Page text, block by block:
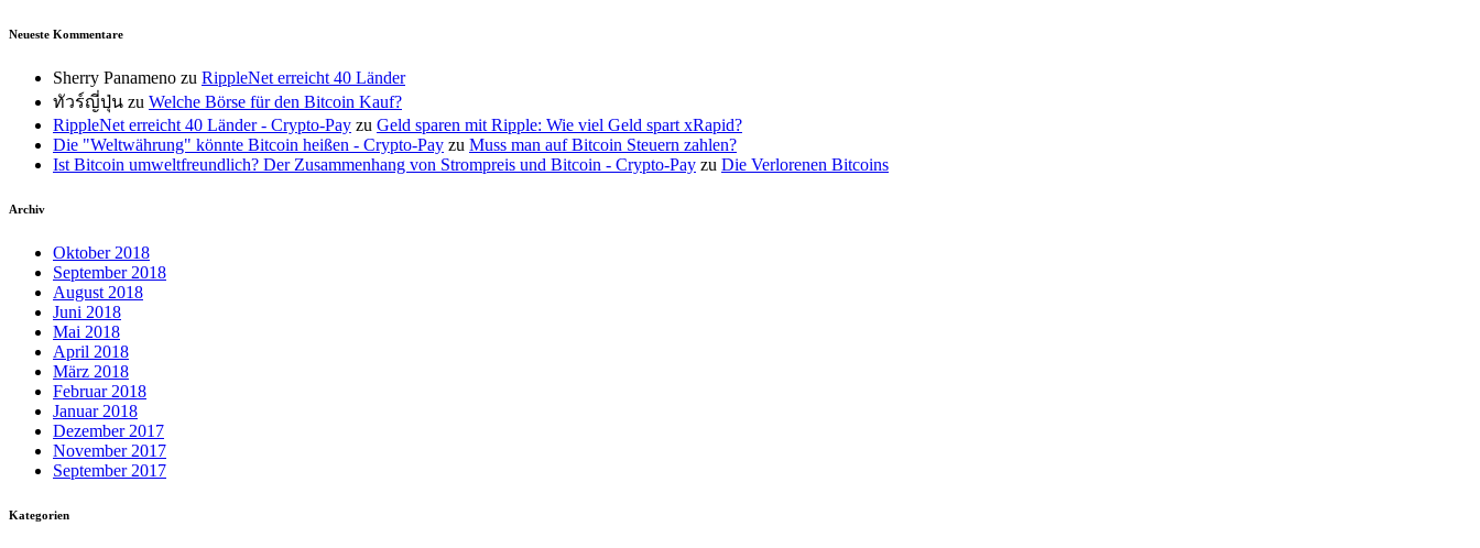
Neueste Kommentare
Sherry Panameno zu RippleNet erreicht 40 Länder
ทัวร์ญี่ปุ่น zu Welche Börse für den Bitcoin Kauf?
RippleNet erreicht 40 Länder - Crypto-Pay zu Geld sparen mit Ripple: Wie viel Geld spart xRapid?
Die "Weltwährung" könnte Bitcoin heißen - Crypto-Pay zu Muss man auf Bitcoin Steuern zahlen?
Ist Bitcoin umweltfreundlich? Der Zusammenhang von Strompreis und Bitcoin - Crypto-Pay zu Die Verlorenen Bitcoins
Archiv
Oktober 2018
September 2018
August 2018
Juni 2018
Mai 2018
April 2018
März 2018
Februar 2018
Januar 2018
Dezember 2017
November 2017
September 2017
Kategorien